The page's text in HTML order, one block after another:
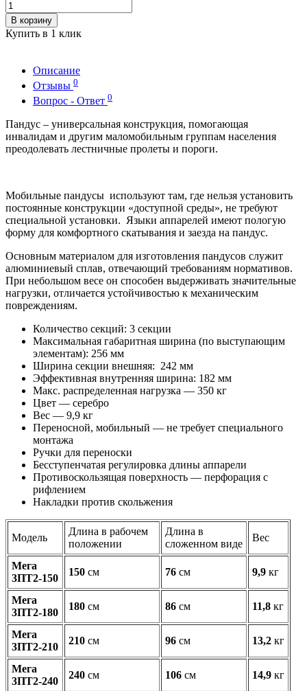
В корзину
Купить в 1 клик
Описание
Отзывы 0
Вопрос - Ответ 0
Пандус – универсальная конструкция, помогающая
инвалидам и другим маломобильным группам населения
преодолевать лестничные пролеты и пороги.
Мобильные пандусы используют там, где нельзя установить
постоянные конструкции «доступной среды», не требуют
специальной установки. Языки аппарелей имеют пологую
форму для комфортного скатывания и заезда на пандус.
Основным материалом для изготовления пандусов служит
алюминиевый сплав, отвечающий требованиям нормативов.
При небольшом весе он способен выдерживать значительные
нагрузки, отличается устойчивостью к механическим
повреждениям.
Количество секций: 3 секции
Максимальная габаритная ширина (по выступающим
элементам): 256 мм
Ширина секции внешняя: 242 мм
Эффективная внутренняя ширина: 182 мм
Макс. распределенная нагрузка — 350 кг
Цвет — серебро
Вес — 9,9 кг
Переносной, мобильный — не требует специального
монтажа
Ручки для переноски
Бесступенчатая регулировка длины аппарели
Противоскользящая поверхность — перфорация с
рифлением
Накладки против скольжения
Модель
Длина в рабочем
положении
Длина в
сложенном виде
Вес
Мега
3ПТ2-150
150 cм 76 cм 9,9 кг
Мега
3ПТ2-180
180 cм 86 cм 11,8 кг
Мега
3ПТ2-210
210 cм 96 cм 13,2 кг
Мега
3ПТ2-240
240 cм 106 cм 14,9 кг